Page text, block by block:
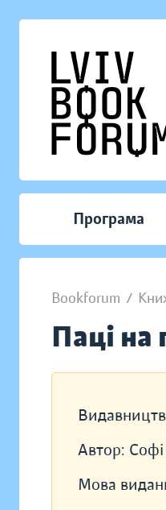
Програма
Bookforum /
Паці на
Автор:
Мова